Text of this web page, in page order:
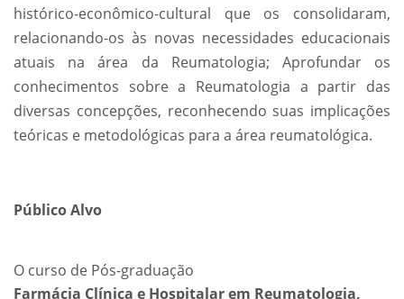
histórico-econômico-cultural que os consolidaram,
relacionando-os às novas necessidades educacionais
atuais na área da Reumatologia; Aprofundar os
conhecimentos sobre a Reumatologia a partir das
diversas concepções, reconhecendo suas implicações
teóricas e metodológicas para a área reumatológica.
Público Alvo
O curso de Pós-graduação
Farmácia Clínica e Hospitalar em Reumatologia,